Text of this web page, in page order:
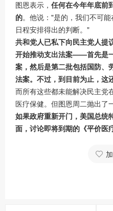
图恩表示， 任何在今年年底前
的。他说："是的，我们不可
日程安排得出的判断。"
共和党人已私下向民主党人提
开始推动支出法案——首先是
案，然后是第二批包括国防、
法案。不过，到目前为止，这
而所有这些都未能解决民主党
医疗保健。但图恩周二抛出了
如果政府重新开门，美国总统
面，讨论即将到期的《平价医